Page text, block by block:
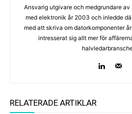
Ansvarig utgivare och medgrundare av
med elektronik år 2003 och inledde
med att skriva om datorkomponenter
intresserat sig allt mer för
RELATERADE ARTIKLAR